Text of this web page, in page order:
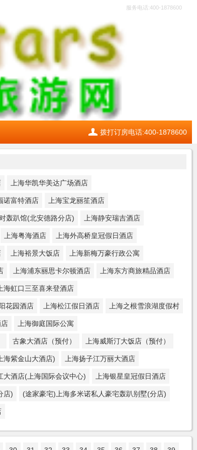
服务电话:400-1878600
拨打订房电话:400-1878600
上海华凯华美达广场酒店
诺富特酒店 上海宝龙丽笙酒店
轰趴馆(北安德路分店) 上海静安瑞吉酒店
上海粤海酒店 上海外高桥皇冠假日酒店
上海裕景大饭店 上海新梅万豪行政公寓
上海浦东丽思卡尔顿酒店 上海东方商旅精品酒店
上海虹口三至喜来登酒店
花园酒店 上海松江假日酒店 上海之根雪浪湖度假村
店 上海御庭国际公寓
古象大酒店（预付） 上海威斯汀大饭店（预付）
海紫金山大酒店) 上海扬子江万丽大酒店
大酒店(上海国际会议中心) 上海银星皇冠假日酒店
店) (途家豪宅)上海多米诺私人豪宅轰趴别墅(分店)